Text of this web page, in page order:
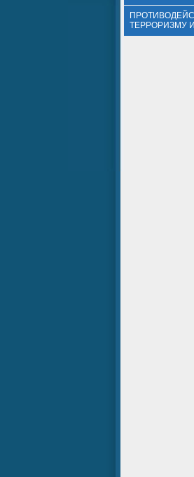
ТЕРРОРИЗМУ